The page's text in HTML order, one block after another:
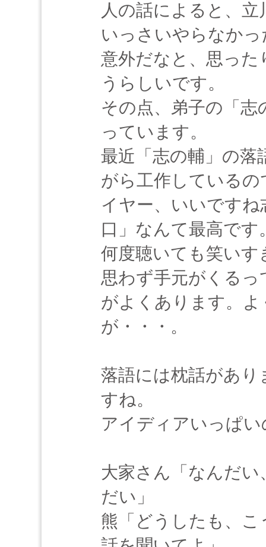
人の話によると、
いっさいやらなか
意外だなと、思っ
うらしいです。
その点、弟子の「志
っています。
最近「志の輔」の落
がら工作しているの
イヤー、いいです
口」なんて最高です
何度聴いても笑いす
思わず手元がくる
がよくあります。
が・・・。
落語には枕話があ
すね。
アイディアいっぱ
大家さん「なんだ
だい」
熊「どうしたも、